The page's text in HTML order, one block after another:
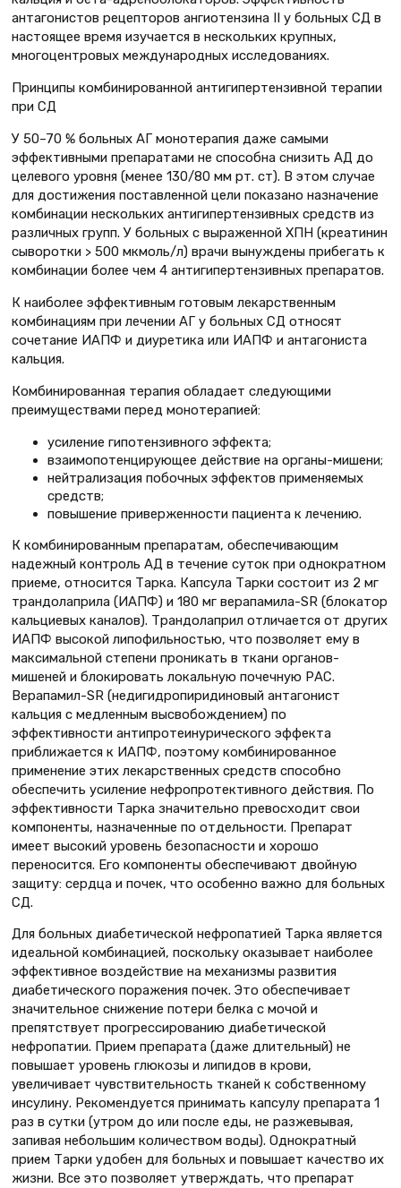
антагонистов рецепторов ангиотензина II у больных СД в
настоящее время изучается в нескольких крупных,
многоцентровых международных исследованиях.
Принципы комбинированной антигипертензивной терапии
при СД
У 50–70 % больных АГ монотерапия даже самыми
эффективными препаратами не способна cнизить АД до
целевого уровня (менее 130/80 мм рт. ст). В этом случае
для достижения поставленной цели показано назначение
комбинации нескольких антигипертензивных средств из
различных групп. У больных с выраженной ХПН (креатинин
сыворотки > 500 мкмоль/л) врачи вынуждены прибегать к
комбинации более чем 4 антигипертензивных препаратов.
К наиболее эффективным готовым лекарственным
комбинациям при лечении АГ у больных СД относят
сочетание ИАПФ и диуретика или ИАПФ и антагониста
кальция.
Комбинированная терапия обладает следующими
преимуществами перед монотерапией:
усиление гипотензивного эффекта;
взаимопотенцирующее действие на органы-мишени;
нейтрализация побочных эффектов применяемых
средств;
повышение приверженности пациента к лечению.
К комбинированным препаратам, обеспечивающим
надежный контроль АД в течение суток при однократном
приеме, относится Тарка. Капсула Тарки состоит из 2 мг
трандолаприла (ИАПФ) и 180 мг верапамила-SR (блокатор
кальциевых каналов). Трандолаприл отличается от других
ИАПФ высокой липофильностью, что позволяет ему в
максимальной степени проникать в ткани органов-
мишеней и блокировать локальную почечную РАС.
Верапамил-SR (недигидропиридиновый антагонист
кальция с медленным высвобождением) по
эффективности антипротеинурического эффекта
приближается к ИАПФ, поэтому комбинированное
применение этих лекарственных средств способно
обеспечить усиление нефропротективного действия. По
эффективности Тарка значительно превосходит свои
компоненты, назначенные по отдельности. Препарат
имеет высокий уровень безопасности и хорошо
переносится. Его компоненты обеспечивают двойную
защиту: сердца и почек, что особенно важно для больных
СД.
Для больных диабетической нефропатией Тарка является
идеальной комбинацией, поскольку оказывает наиболее
эффективное воздействие на механизмы развития
диабетического поражения почек. Это обеспечивает
значительное снижение потери белка с мочой и
препятствует прогрессированию диабетической
нефропатии. Прием препарата (даже длительный) не
повышает уровень глюкозы и липидов в крови,
увеличивает чувствительность тканей к собственному
инсулину. Рекомендуется принимать капсулу препарата 1
раз в сутки (утром до или после еды, не разжевывая,
запивая небольшим количеством воды). Однократный
прием Тарки удобен для больных и повышает качество их
жизни. Все это позволяет утверждать, что препарат